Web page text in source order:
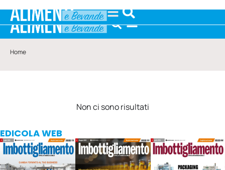
Home
Non ci sono risultati
EDICOLA WEB